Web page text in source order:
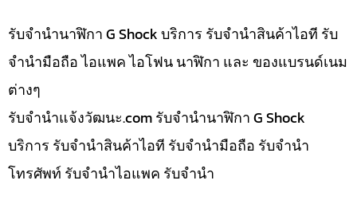
รับจำนำนาฬิกา G Shock บริการ รับจำนำสินค้าไอที รับ
จำนำมือถือ ไอแพค ไอโฟน นาฬิกา และ ของแบรนด์เนม
ต่างๆ
รับจํานําแจ้งวัฒนะ.com รับจำนำนาฬิกา G Shock
บริการ รับจำนำสินค้าไอที รับจำนำมือถือ รับจำนำ
โทรศัพท์ รับจำนำไอแพค รับจำนำ